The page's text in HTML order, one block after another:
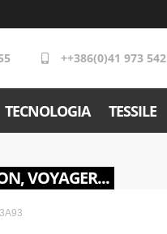
++386(0)41 973 542
TECNOLOGIA TESSILE
VOYAGER...